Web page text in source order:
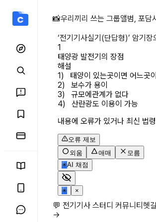
태양광 발전기
📸우리끼리 쓰는 그룹앨범, 포담
‘전기기사실기(단답형)’ 암기장
1
태양광 발전기의 장점
해설
1)   태양이 있는곳이면 어느곳
2)   보수가 용이
3)   규모에관계가 없다
4)   산란광도 이용이 가능
내용에 오류가 있거나 최신 법
오류 제보
외움
애매
모름
✳AI 채점
✳ ×
💬 전기기사 스터디 커뮤니티헷
→